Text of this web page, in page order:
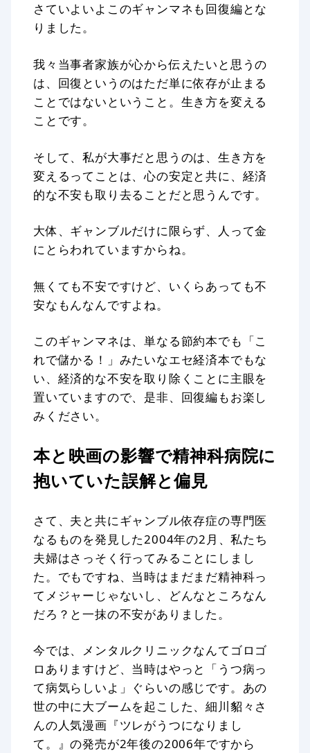
さていよいよこのギャンマネも回復編とな
りました。
我々当事者家族が心から伝えたいと思うの
は、回復というのはただ単に依存が止まる
ことではないということ。生き方を変える
ことです。
そして、私が大事だと思うのは、生き方を
変えるってことは、心の安定と共に、経済
的な不安も取り去ることだと思うんです。
大体、ギャンブルだけに限らず、人って金
にとらわれていますからね。
無くても不安ですけど、いくらあっても不
安なもんなんですよね。
このギャンマネは、単なる節約本でも「こ
れで儲かる！」みたいなエセ経済本でもな
い、経済的な不安を取り除くことに主眼を
置いていますので、是非、回復編もお楽し
みください。
本と映画の影響で精神科病院に
抱いていた誤解と偏見
さて、夫と共にギャンブル依存症の専門医
なるものを発見した2004年の2月、私たち
夫婦はさっそく行ってみることにしまし
た。でもですね、当時はまだまだ精神科っ
てメジャーじゃないし、どんなところなん
だろ？と一抹の不安がありました。
今では、メンタルクリニックなんてゴロゴ
ロありますけど、当時はやっと「うつ病っ
て病気らしいよ」ぐらいの感じです。あの
世の中に大ブームを起こした、細川貂々さ
んの人気漫画『ツレがうつになりまし
て。』の発売が2年後の2006年ですから